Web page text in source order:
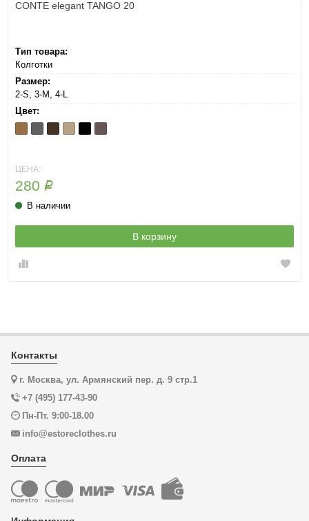
CONTE elegant TANGO 20
Тип товара:
Колготки
Размер:
2-S, 3-M, 4-L
Цвет:
BronzGrafitMoccaNatural
NeroShade
ЦЕНА:
280 Р
В наличии
В корзину
Контакты
г. Москва, ул. Армянский пер. д. 9 стр.1
+7 (495) 177-43-90
Пн-Пт. 9:00-18.00
info@estoreclothes.ru
Оплата